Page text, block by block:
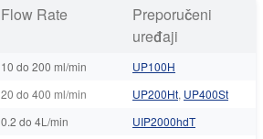
Flow Rate
Preporučeni
uređaji
10 do 200 ml/min
UP100H
20 do 400 ml/min UP200Ht, UP400St
0.2 do 4L/min
UIP2000hdT